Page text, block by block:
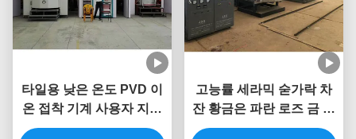
타일용 낮은 온도 PVD 이
온 접착 기계 사용자 지정
장식 코팅 장비
고능률 세라믹 숟가락 차
잔 황금은 파란 로즈 금 검
정 색깔 PVD 진공 코팅 기